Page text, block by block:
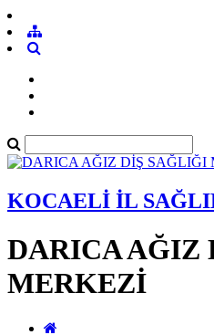
KOCAELİ İL
DARICA AĞIZ
MERKEZİ